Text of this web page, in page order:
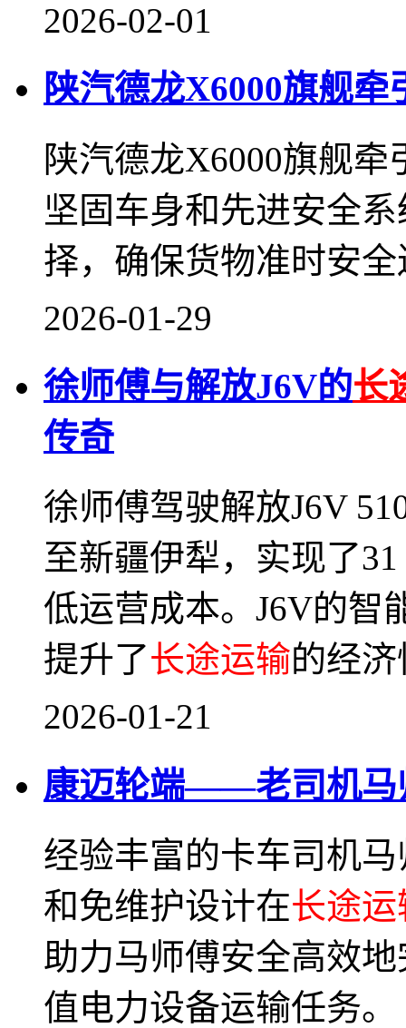
2026-02-01
陕汽德龙X6000旗舰
陕汽德龙X6000旗舰
坚固车身和先进安全
择，确保货物准时安
2026-01-29
徐师傅与解放J6V的长
传奇
徐师傅驾驶解放J6V
至新疆伊犁，实现了
低运营成本。J6V的智
提升了长途运输的经
2026-01-21
康迈轮端——老司机马
经验丰富的卡车司机
和免维护设计在长途运
助力马师傅安全高效
值电力设备运输任务。